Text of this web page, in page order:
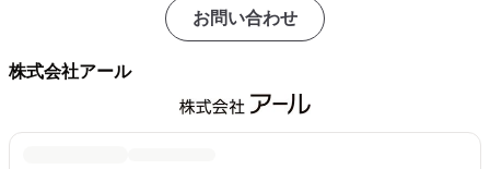
お問い合わせ
株式会社アール